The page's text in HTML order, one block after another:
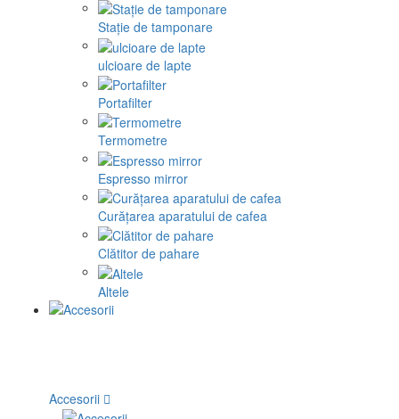
Stație de tamponare
ulcioare de lapte
Portafilter
Termometre
Espresso mirror
Curățarea aparatului de cafea
Clătitor de pahare
Altele
Accesorii